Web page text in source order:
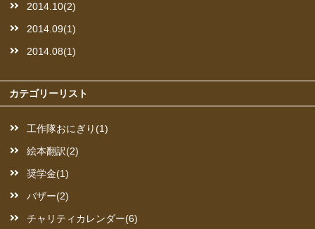
2014.10(2)
2014.09(1)
2014.08(1)
カテゴリーリスト
工作隊おにぎり(1)
絵本翻訳(2)
奨学金(1)
バザー(2)
チャリティカレンダー(6)